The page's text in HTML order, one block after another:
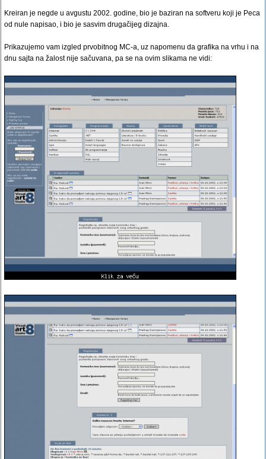
Kreiran je negde u avgustu 2002. godine, bio je baziran na softveru koji je Peca
od nule napisao, i bio je sasvim drugačijeg dizajna.
Prikazujemo vam izgled prvobitnog MC-a, uz napomenu da grafika na vrhu i na
dnu sajta na žalost nije sačuvana, pa se na ovim slikama ne vidi: